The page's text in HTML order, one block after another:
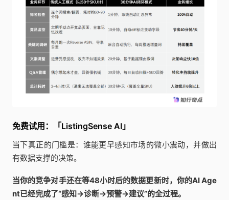
免费试用：「ListingSense AI」
当下真正的门槛是：谁能更早感知市场的微小震动，并做出
有数据支撑的决策。
当你的竞争对手还在等48小时后的数据更新时，你的AI Age
nt已经完成了“感知→诊断→预警→建议”的全过程。